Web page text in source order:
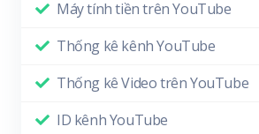
Máy tính tiền trên YouTube
Thống kê kênh YouTube
Thống kê Video trên YouTube
ID kênh YouTube